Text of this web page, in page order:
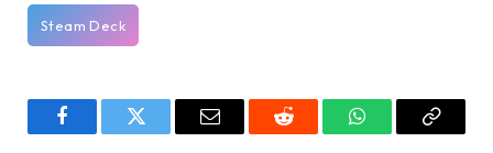
Steam Deck
FacebookTwitter Email Reddit WhatsAppCopy